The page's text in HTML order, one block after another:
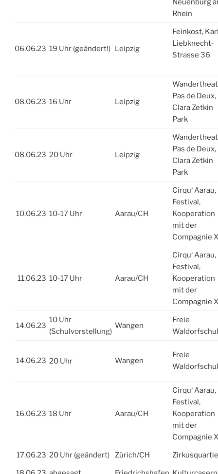
Rhein
06.06.23 19 Uhr (geändert!) Leipzig
Feinkost,
Liebknecht-
Strasse 36
08.06.23 16 Uhr Leipzig
Pas de Deux,
Clara Zetkin
Park
08.06.23 20 Uhr Leipzig
Pas de Deux,
Clara Zetkin
Park
10.06.23 10-17 Uhr Aarau/CH
Cirqu‘ Aarau,
Festival,
Kooperation
mit der
Compagnie
11.06.23 10-17 Uhr Aarau/CH
Cirqu‘ Aarau,
Festival,
Kooperation
mit der
Compagnie
14.06.23
10 Uhr
(Schulvorstellung)
Wangen
Freie
14.06.23 20 Uhr Wangen
Freie
16.06.23 18 Uhr Aarau/CH
Cirqu‘ Aarau,
Festival,
Kooperation
mit der
Compagnie
17.06.23 20 Uhr (geändert) Zürich/CH